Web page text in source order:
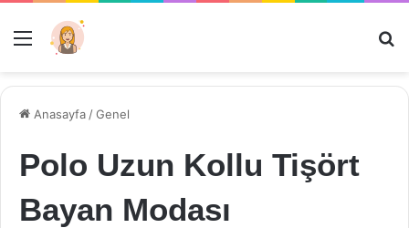
Menü
Anasayfa /Genel
Polo Uzun Kollu Tişört
Bayan Modası